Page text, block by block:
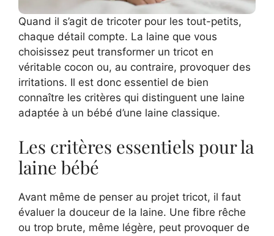
Quand il s’agit de tricoter pour les tout-petits,
chaque détail compte. La laine que vous
choisissez peut transformer un tricot en
véritable cocon ou, au contraire, provoquer des
irritations. Il est donc essentiel de bien
connaître les critères qui distinguent une laine
adaptée à un bébé d’une laine classique.
Les critères essentiels pour la
laine bébé
Avant même de penser au projet tricot, il faut
évaluer la douceur de la laine. Une fibre rêche
ou trop brute, même légère, peut provoquer de